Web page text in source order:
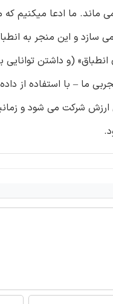
ما ادعا میکنیم
می سازد و این منجر به
(و داشتن توانایی
شرکت می شود و